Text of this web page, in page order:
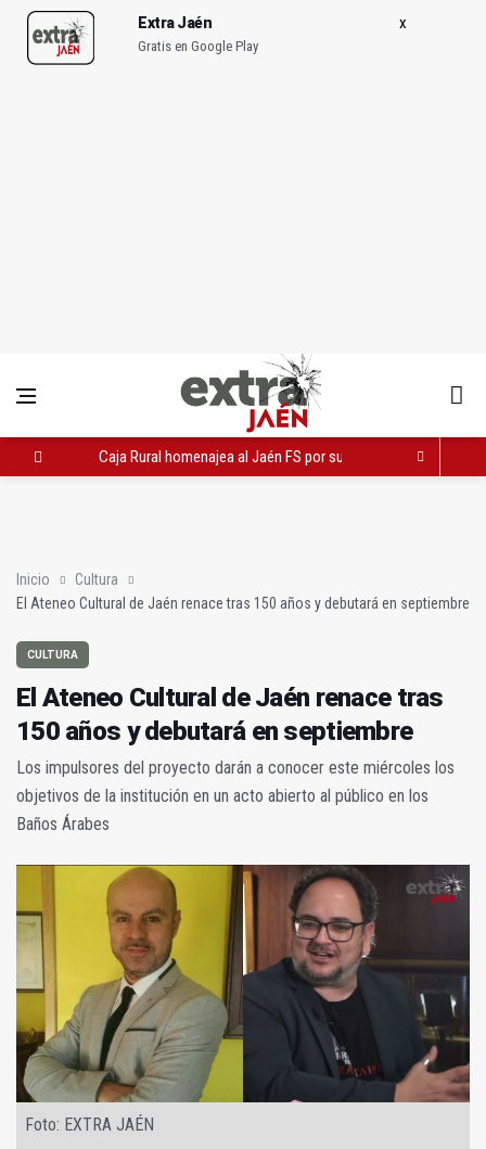
Extra Jaén
Gratis en Google Play
Caja Rural homenajea al Jaén FS por sus éxitos de esta
Inicio
Cultura
El Ateneo Cultural de Jaén renace tras 150 años y debutará en septiembre
CULTURA
El Ateneo Cultural de Jaén renace tras
150 años y debutará en septiembre
Los impulsores del proyecto darán a conocer este miércoles los
objetivos de la institución en un acto abierto al público en los
Baños Árabes
Foto: EXTRA JAÉN